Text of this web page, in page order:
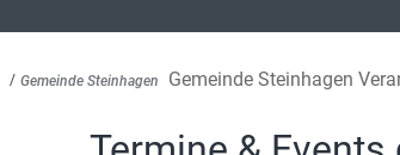
Gemeinde Steinhagen Gemeinde Steinhagen